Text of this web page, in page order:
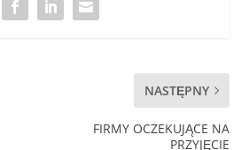
NASTĘPNY
FIRMY OCZEKUJĄCE NA
PRZYJĘCIE